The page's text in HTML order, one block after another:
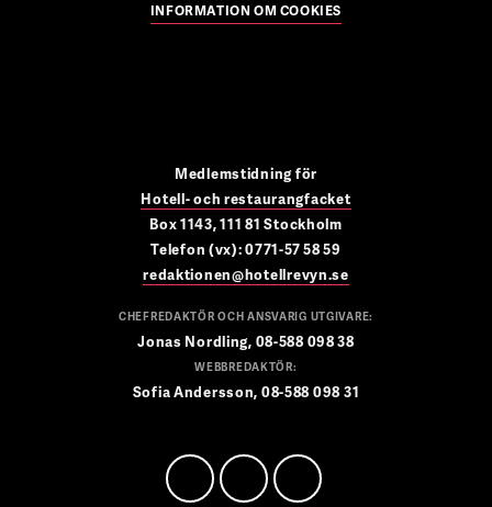
INFORMATION OM COOKIES
Medlemstidning för
Hotell- och restaurangfacket
Box 1143, 111 81 Stockholm
Telefon (vx): 0771-57 58 59
redaktionen@hotellrevyn.se
CHEFREDAKTÖR OCH ANSVARIG UTGIVARE:
Jonas Nordling, 08-588 098 38
WEBBREDAKTÖR:
Sofia Andersson, 08-588 098 31